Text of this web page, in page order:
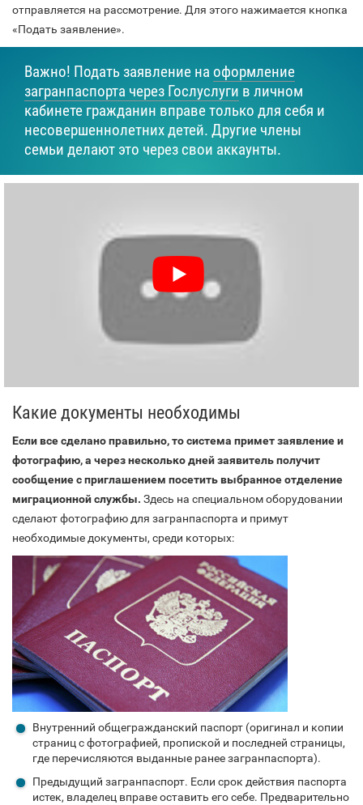
отправляется на рассмотрение. Для этого нажимается кнопка
«Подать заявление».
Важно! Подать заявление на оформление
загранпаспорта через Гослуслуги в личном
кабинете гражданин вправе только для себя и
несовершеннолетних детей. Другие члены
семьи делают это через свои аккаунты.
Какие документы необходимы
Если все сделано правильно, то система примет заявление и
фотографию, а через несколько дней заявитель получит
сообщение с приглашением посетить выбранное отделение
миграционной службы. Здесь на специальном оборудовании
сделают фотографию для загранпаспорта и примут
необходимые документы, среди которых:
Внутренний общегражданский паспорт (оригинал и копии
страниц с фотографией, пропиской и последней страницы,
где перечисляются выданные ранее загранпаспорта).
Предыдущий загранпаспорт. Если срок действия паспорта
истек, владелец вправе оставить его себе. Предварительно